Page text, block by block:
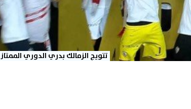
تتويج الزمالك بدري الدوري الممتاز